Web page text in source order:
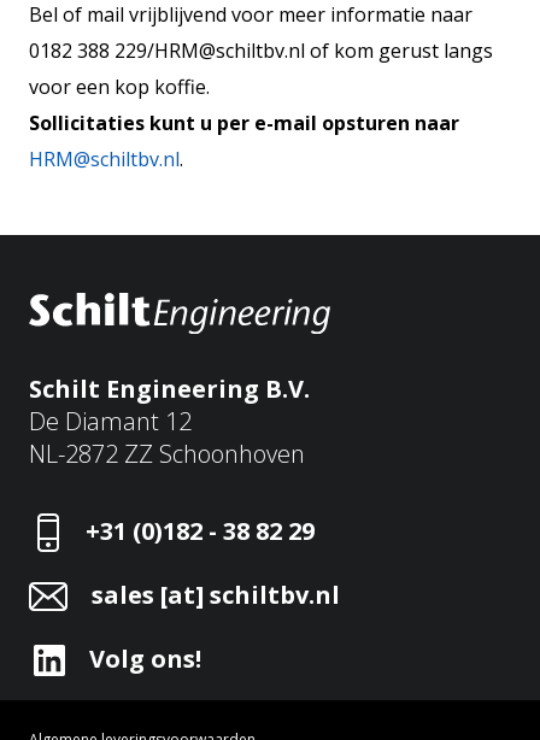
Bel of mail vrijblijvend voor meer informatie naar
0182 388 229/HRM@schiltbv.nl of kom gerust langs
voor een kop koffie.
Sollicitaties kunt u per e-mail opsturen naar
HRM@schiltbv.nl.
Schilt Engineering B.V.
De Diamant 12
NL-2872 ZZ Schoonhoven
+31 (0)182 - 38 82 29
sales [at] schiltbv.nl
Volg ons!